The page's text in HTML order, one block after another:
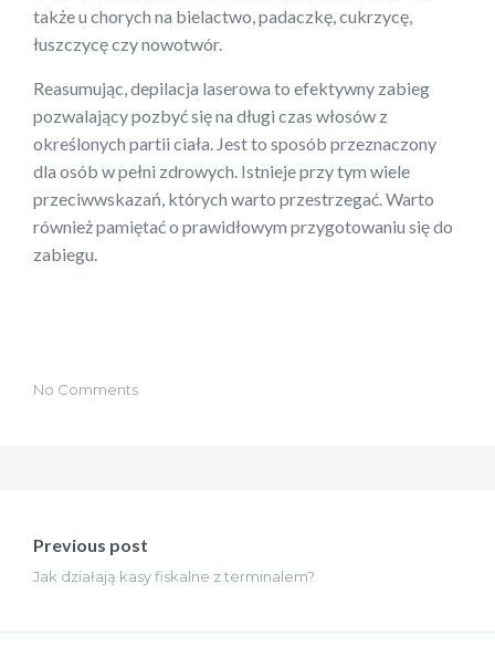
także u chorych na bielactwo, padaczkę, cukrzycę,
łuszczycę czy nowotwór.
Reasumując, depilacja laserowa to efektywny zabieg
pozwalający pozbyć się na długi czas włosów z
określonych partii ciała. Jest to sposób przeznaczony
dla osób w pełni zdrowych. Istnieje przy tym wiele
przeciwwskazań, których warto przestrzegać. Warto
również pamiętać o prawidłowym przygotowaniu się do
zabiegu.
No Comments
wpisu
Previous post
Jak działają kasy fiskalne z terminalem?